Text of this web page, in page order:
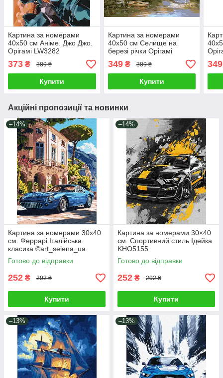
Картина за номерами
40х50 см Аніме. Джо Джо.
Орігамі LW3282
373 ₴ 389 ₴
Купити
Картина за номерами
40х50 см Селище на
березі річки Орігамі
349₴ 389 ₴
Купити
349
Акційні пропозиції та новинки
–14%
Картина за номерами 30х40
см. Феррарі Італійська
класика ©art_selena_ua
Ідейка. KHO6366
Готово до відправки
252 ₴ 292 ₴
Купити
–14%
Картина за номерами 30×40
см. Спортивний стиль Ідейка
KHO5155
Готово до відправки
252 ₴ 292 ₴
Купити
–13% –13%